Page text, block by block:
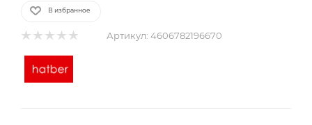
В избранное
Артикул: 4606782196670